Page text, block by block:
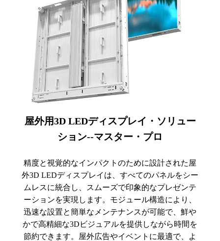
屋外用3D LEDディスプレイ・ソリュー
ション--マスター・プロ
精度と視覚的なインパクトのために設計された屋
外3D LEDディスプレイは、すべてのパネルをシー
ムレスに統合し、スムーズで印象的なプレゼンテ
ーションを実現します。モジュール構造により、
迅速な設置と簡単なメンテナンスが可能で、鮮や
かで高精細な3Dビジュアルを提供しながら時間を
節約できます。屋外広告やイベントに最適で、よ